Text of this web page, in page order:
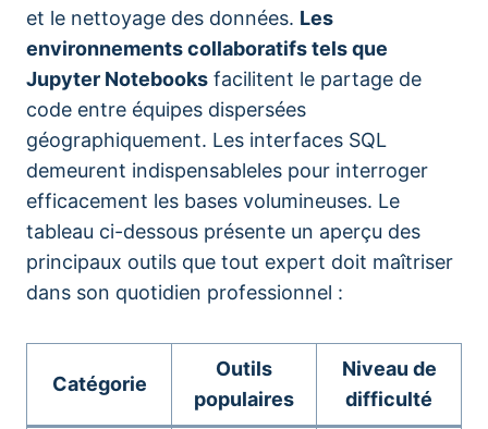
et le nettoyage des données. Les
environnements collaboratifs tels que
Jupyter Notebooks facilitent le partage de
code entre équipes dispersées
géographiquement. Les interfaces SQL
demeurent indispensableles pour interroger
efficacement les bases volumineuses. Le
tableau ci-dessous présente un aperçu des
principaux outils que tout expert doit maîtriser
dans son quotidien professionnel :
Catégorie
Outils
populaires
Niveau de
difficulté